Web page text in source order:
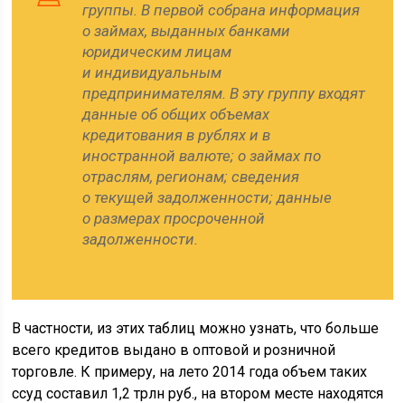
группы. В первой собрана информация
о займах, выданных банками
юридическим лицам
и индивидуальным
предпринимателям. В эту группу входят
данные об общих объемах
кредитования в рублях и в
иностранной валюте; о займах по
отраслям, регионам; сведения
о текущей задолженности; данные
о размерах просроченной
задолженности.
В частности, из этих таблиц можно узнать, что больше
всего кредитов выдано в оптовой и розничной
торговле. К примеру, на лето 2014 года объем таких
ссуд составил 1,2 трлн руб., на втором месте находятся